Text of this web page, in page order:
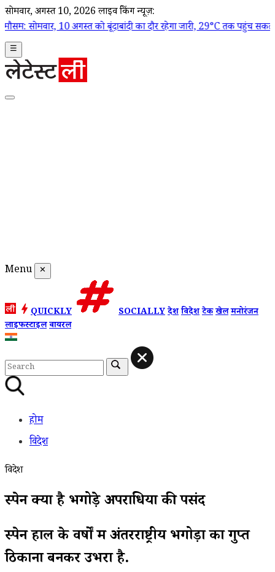
सोमवार, अगस्त 10, 2026 लाइव ब्रेकिंग न्यूज़:
अगस्त को बूंदाबांदी का दौर रहेगा जारी, 29°C तक पहुंच सकता है तापमान|
☰
Menu ✕
QUICKLY SOCIALLYदेशविदेशटेकखेलमनोरंजन
लाइफस्टाइलवायरल
होम
विदेश
विदेश
स्पेन क्यों है भगोड़े अपराधियों की पसंद
स्पेन हाल के वर्षों में अंतरराष्ट्रीय भगोड़ों का गुप्त
ठिकाना बनकर उभरा है.